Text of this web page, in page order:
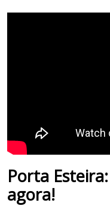
Porta
agora!